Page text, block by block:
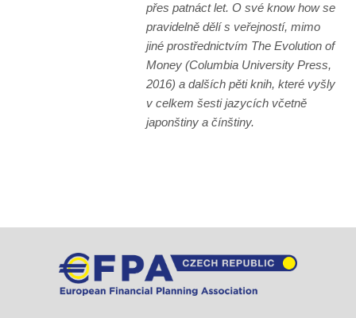
přes patnáct let. O své know how se
pravidelně dělí s veřejností, mimo
jiné prostřednictvím The Evolution of
Money (Columbia University Press,
2016) a dalších pěti knih, které vyšly
v celkem šesti jazycích včetně
japonštiny a čínštiny.